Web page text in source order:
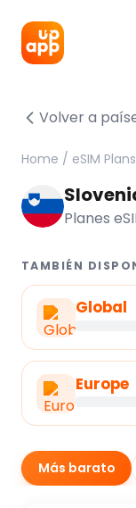
Volver a
Home / eSIM Plans
Planes
TAMBIÉN
Global
Europe
Más barato